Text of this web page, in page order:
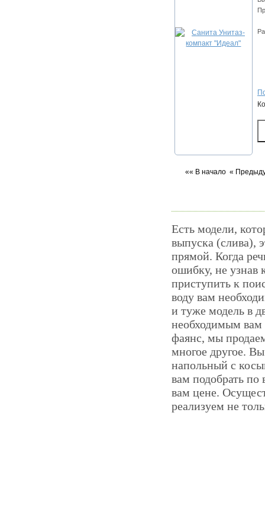
«« В начало «
Есть модели,
выпуска (слива),
прямой. Когда
ошибку, не узнав
приступить к
воду вам
и туже модель в
необходимым вам
фаянс, мы
многое другое.
напольный с
вам подобрать
вам цене.
реализуем не